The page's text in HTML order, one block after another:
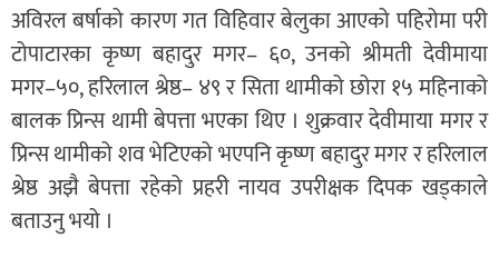
अविरल बर्षाको कारण गत विहिवार बेलुका आएको पहिरोमा परी
टोपाटारका कृष्ण बहादुर मगर– ६०, उनको श्रीमती देवीमाया
मगर–५०, हरिलाल श्रेष्ठ– ४९ र सिता थामीको छोरा १५ महिनाको
बालक प्रिन्स थामी बेपत्ता भएका थिए । शुक्रवार देवीमाया मगर र
प्रिन्स थामीको शव भेटिएको भएपनि कृष्ण बहादुर मगर र हरिलाल
श्रेष्ठ अझै बेपत्ता रहेको प्रहरी नायव उपरीक्षक दिपक खड्काले
बताउनु भयो ।